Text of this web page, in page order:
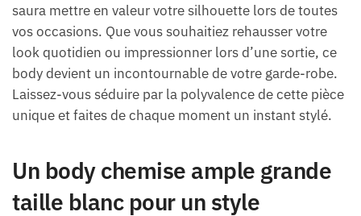
saura mettre en valeur votre silhouette lors de toutes
vos occasions. Que vous souhaitiez rehausser votre
look quotidien ou impressionner lors d’une sortie, ce
body devient un incontournable de votre garde-robe.
Laissez-vous séduire par la polyvalence de cette pièce
unique et faites de chaque moment un instant stylé.
Un body chemise ample grande
taille blanc pour un style